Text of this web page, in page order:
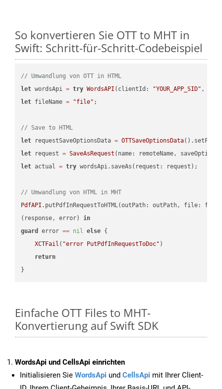
So konvertieren Sie OTT to MHT in
Swift: Schritt-für-Schritt-Codebeispiel
// Umwandlung von OTT in HTML
let wordsApi = try WordsAPI (clientId: "YOUR_APP_SID" ,
let fileName = "file" ;
// Save to HTML
let requestSaveOptionsData = OTTSaveOptionsData
let request = SaveAsRequest (name: remoteName,
let actual = try wordsApi.saveAs(request: request);
// Umwandlung von HTML in MHT
PdfAPI .putPdfInRequestToHTML(outPath: outPath, file: file.
(response, error) in
guard
error == nil else {
XCTFail ( "error PutPdfInRequestToDoc" )
return
Einfache OTT Files to MHT-
Konvertierung auf Swift SDK
WordsApi und CellsApi einrichten
Initialisieren Sie WordsApi und CellsApi mit Ihrer Client-